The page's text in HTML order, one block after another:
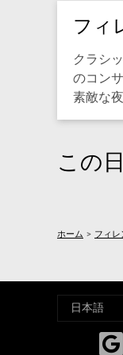
フィ
クラシ
のコン
素敵な
この
ホーム > フィレ